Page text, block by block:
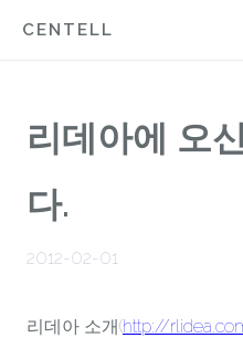
CENTELL
리데아에 오
다.
2012-02-01
리데아 소개(http://